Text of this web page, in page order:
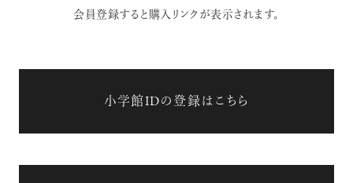
会員登録すると購入リンクが表示されます。
小学館IDの登録はこちら